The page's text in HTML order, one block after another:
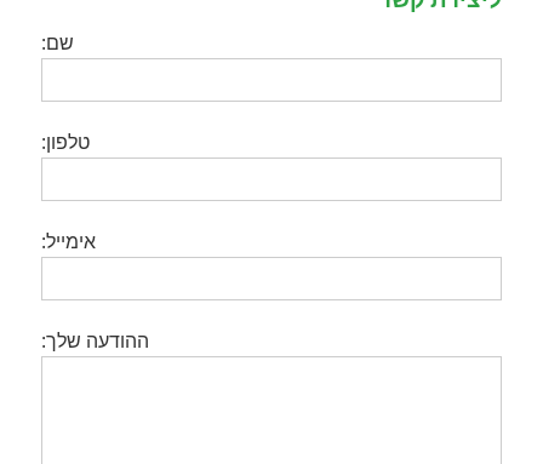
שם:
טלפון:
אימייל:
ההודעה שלך: